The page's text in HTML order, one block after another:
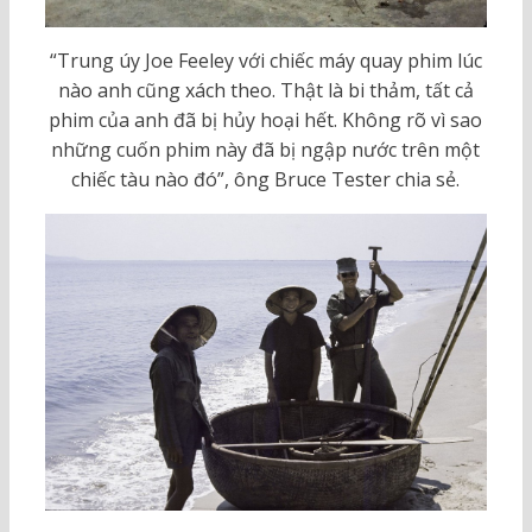
“Trung úy Joe Feeley với chiếc máy quay phim lúc
nào anh cũng xách theo. Thật là bi thảm, tất cả
phim của anh đã bị hủy hoại hết. Không rõ vì sao
những cuốn phim này đã bị ngập nước trên một
chiếc tàu nào đó”, ông Bruce Tester chia sẻ.